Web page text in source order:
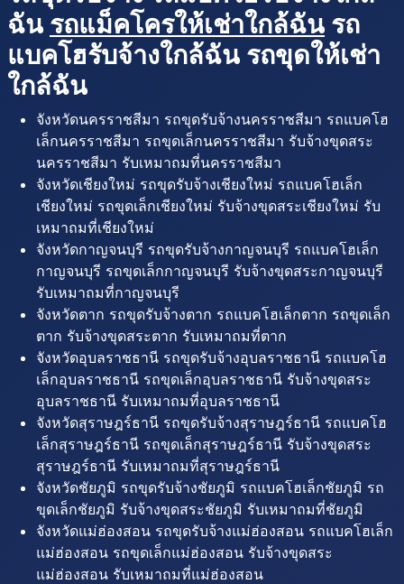
ฉัน รถแม็คโครให้เช่าใกล้ฉัน รถ
แบคโฮรับจ้างใกล้ฉัน รถขุดให้เช่า
ใกล้ฉัน
จังหวัดนครราชสีมา รถขุดรับจ้างนครราชสีมา รถแบคโฮ
เล็กนครราชสีมา รถขุดเล็กนครราชสีมา รับจ้างขุดสระ
นครราชสีมา รับเหมาถมที่นครราชสีมา
จังหวัดเชียงใหม่ รถขุดรับจ้างเชียงใหม่ รถแบคโฮเล็ก
เชียงใหม่ รถขุดเล็กเชียงใหม่ รับจ้างขุดสระเชียงใหม่ รับ
เหมาถมที่เชียงใหม่
จังหวัดกาญจนบุรี รถขุดรับจ้างกาญจนบุรี รถแบคโฮเล็ก
กาญจนบุรี รถขุดเล็กกาญจนบุรี รับจ้างขุดสระกาญจนบุรี
รับเหมาถมที่กาญจนบุรี
จังหวัดตาก รถขุดรับจ้างตาก รถแบคโฮเล็กตาก รถขุดเล็ก
ตาก รับจ้างขุดสระตาก รับเหมาถมที่ตาก
จังหวัดอุบลราชธานี รถขุดรับจ้างอุบลราชธานี รถแบคโฮ
เล็กอุบลราชธานี รถขุดเล็กอุบลราชธานี รับจ้างขุดสระ
อุบลราชธานี รับเหมาถมที่อุบลราชธานี
จังหวัดสุราษฎร์ธานี รถขุดรับจ้างสุราษฎร์ธานี รถแบคโฮ
เล็กสุราษฎร์ธานี รถขุดเล็กสุราษฎร์ธานี รับจ้างขุดสระ
สุราษฎร์ธานี รับเหมาถมที่สุราษฎร์ธานี
จังหวัดชัยภูมิ รถขุดรับจ้างชัยภูมิ รถแบคโฮเล็กชัยภูมิ รถ
ขุดเล็กชัยภูมิ รับจ้างขุดสระชัยภูมิ รับเหมาถมที่ชัยภูมิ
จังหวัดแม่ฮ่องสอน รถขุดรับจ้างแม่ฮ่องสอน รถแบคโฮเล็ก
แม่ฮ่องสอน รถขุดเล็กแม่ฮ่องสอน รับจ้างขุดสระ
แม่ฮ่องสอน รับเหมาถมที่แม่ฮ่องสอน